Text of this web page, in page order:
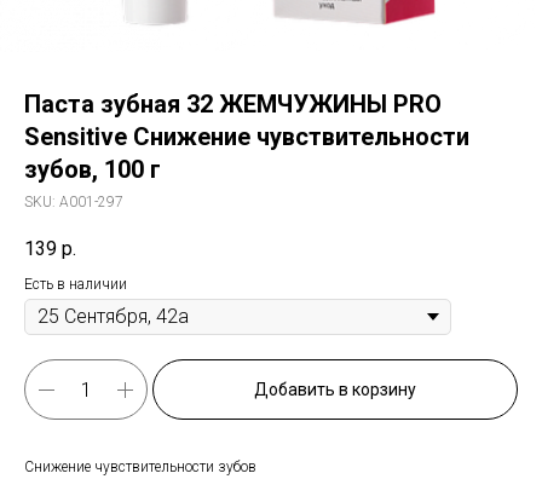
Паста зубная 32 ЖЕМЧУЖИНЫ PRO
Sensitive Снижение чувствительности
зубов, 100 г
SKU: А001-297
139 р.
Есть в наличии
Добавить в корзину
Снижение чувствительности зубов